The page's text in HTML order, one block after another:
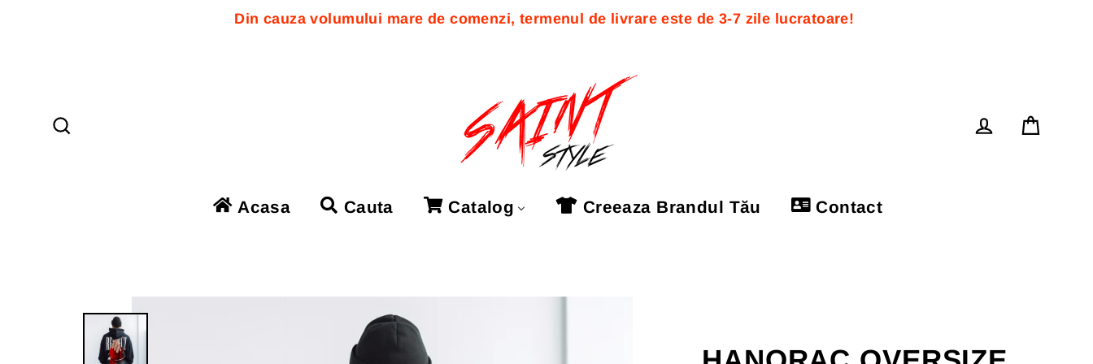
Din cauza volumului mare de comenzi, termenul de livrare este de 3-7 zile lucratoare!
Acasa Cauta Catalog Creeaza Brandul Tău Contact